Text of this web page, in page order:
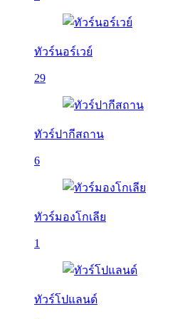
ทัวร์นอร์เวย์
29
ทัวร์ปากีสถาน
6
ทัวร์มองโกเลีย
1
ทัวร์โปแลนด์